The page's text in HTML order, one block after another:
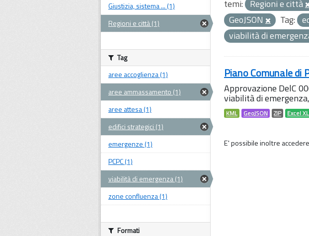
temi: Regioni e città
GeoJSON
Tag:
viabilità di
Piano Comunale di
Approvazione DelC
viabilità di
KML GeoJSON ZIP Excel
E' possibile inoltre
Giustizia, sistema ... (1)
Regioni e città (1)
Tag
aree accoglienza (1)
aree ammassamento (1)
aree attesa (1)
edifici strategici (1)
emergenze (1)
PCPC (1)
viabilità di emergenza (1)
zone confluenza (1)
Formati